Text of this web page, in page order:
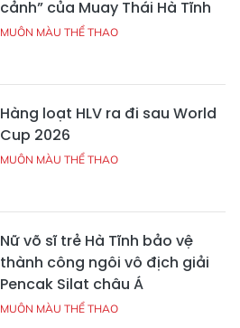
cảnh” của Muay Thái Hà Tĩnh
MUÔN MÀU THỂ THAO
Hàng loạt HLV ra đi sau World
Cup 2026
MUÔN MÀU THỂ THAO
Nữ võ sĩ trẻ Hà Tĩnh bảo vệ
thành công ngôi vô địch giải
Pencak Silat châu Á
MUÔN MÀU THỂ THAO